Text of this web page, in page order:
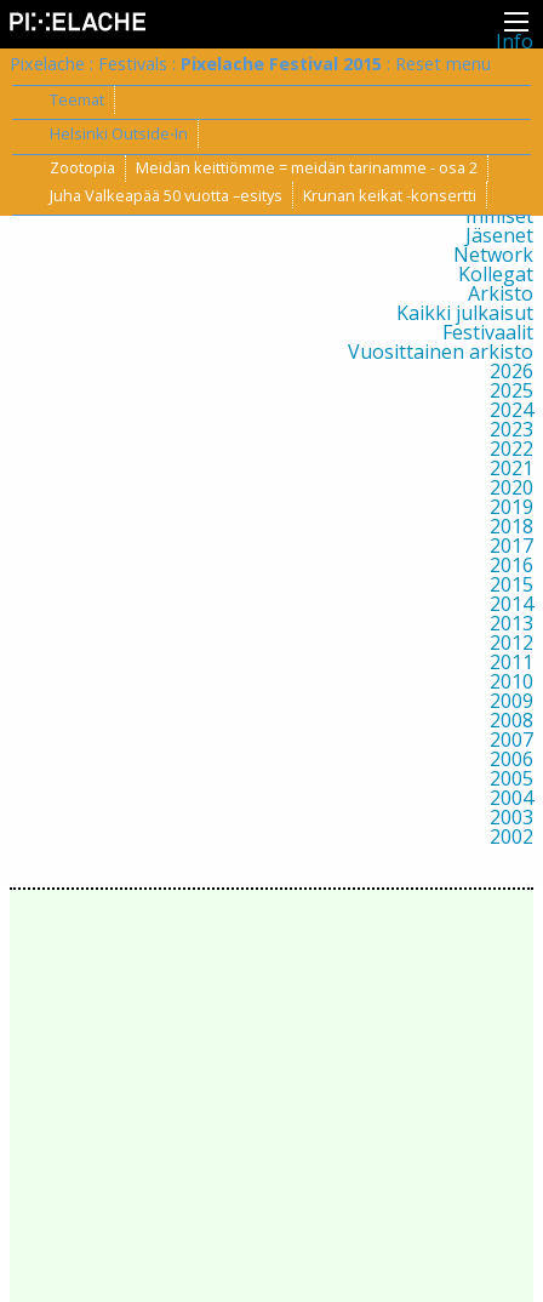
Info
Pikseliähkystä
Viimeisimmät uutiset
Toiminta
Projektit
Festivaali
Residenssit
Ihmiset
Jäsenet
Network
Kollegat
Arkisto
Kaikki julkaisut
Festivaalit
Vuosittainen arkisto
2026
2025
2024
2023
2022
2021
2020
2019
2018
2017
2016
2015
2014
2013
2012
2011
2010
2009
2008
2007
2006
2005
2004
2003
2002
Pixelache : Festivals : Pixelache Festival 2015 : Reset menu
Teemat
Helsinki Outside⋅In
Zootopia
Meidän keittiömme = meidän tarinamme - osa 2
Juha Valkeapää 50 vuotta –esitys
Krunan keikat -konsertti